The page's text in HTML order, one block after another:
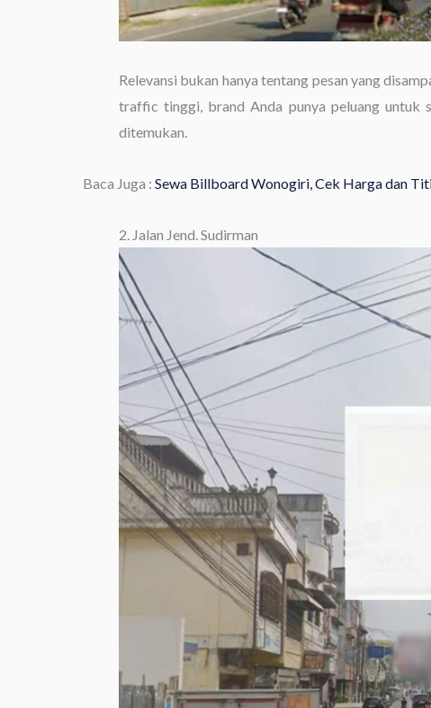
Relevansi bukan hanya tentang pesan yang
traffic tinggi, brand Anda punya peluang untuk
ditemukan.
Baca Juga : Sewa Billboard Wonogiri, Cek Harga dan
2. Jalan Jend. Sudirman